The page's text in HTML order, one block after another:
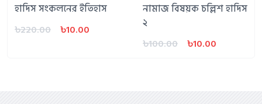
হাদিস সংকলনের ইতিহাস
৳220.00
৳10.00
নামাজ বিষয়ক চল্লিশ হাদিস
২
৳100.00
৳10.00